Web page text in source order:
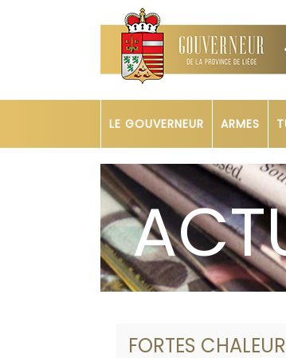
LE GOUVERNEUR ARMES
FORTES